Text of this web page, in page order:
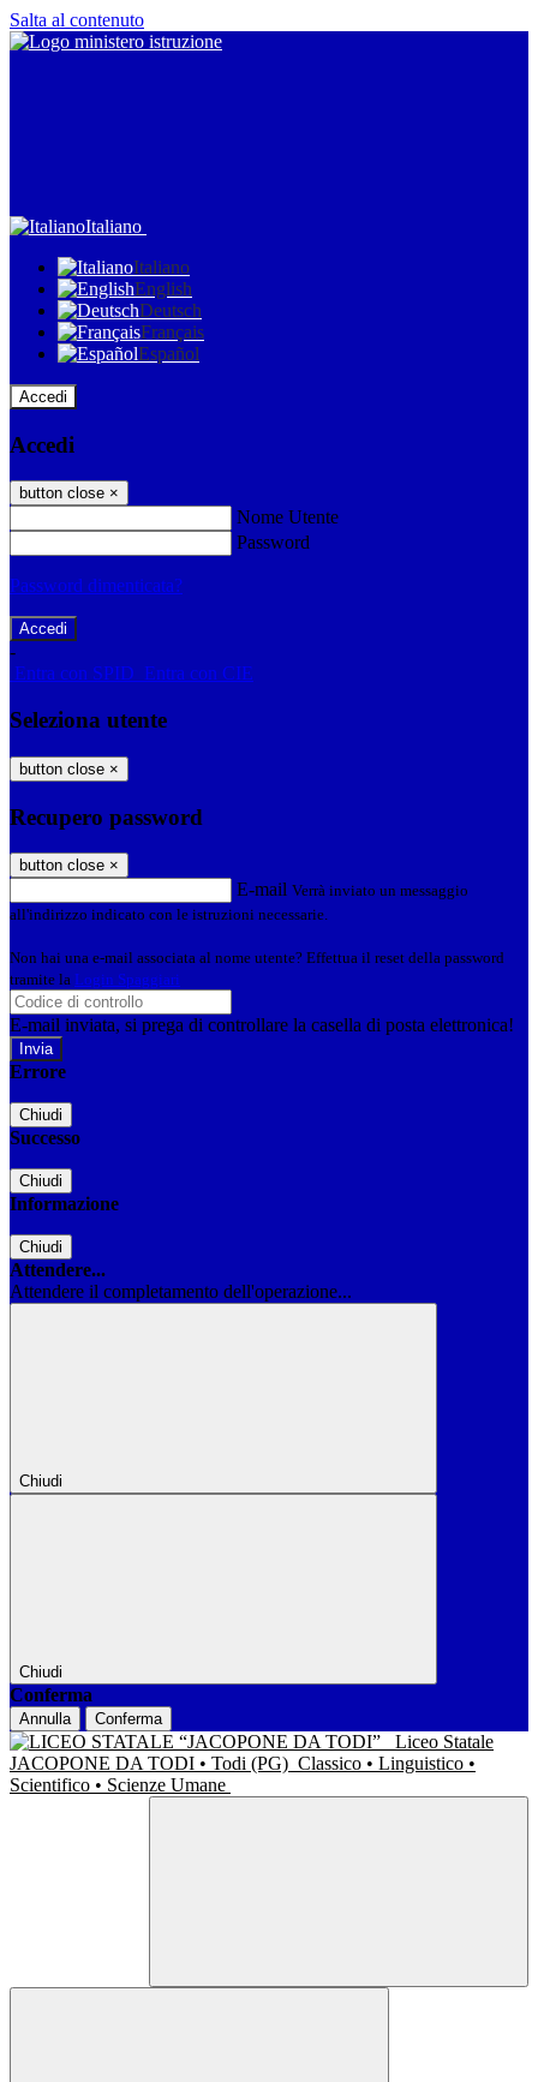
Salta al contenuto
Italiano
Italiano
English
Deutsch
Français
Español
Accedi
Accedi
button close ×
Nome Utente
Password
Password dimenticata?
-
Entra con SPID Entra con CIE
Seleziona utente
button close ×
Recupero password
button close ×
E-mail Verrà inviato un messaggio
all'indirizzo indicato con le istruzioni necessarie.
Non hai una e-mail associata al nome utente? Effettua il reset della password
tramite la Login Spaggiari
E-mail inviata, si prega di controllare la casella di posta elettronica!
Errore
Chiudi
Successo
Chiudi
Informazione
Chiudi
Attendere...
Attendere il completamento dell'operazione...
Chiudi
Chiudi
Conferma
Annulla Conferma
Liceo Statale
JACOPONE DA TODI • Todi (PG) Classico • Linguistico •
Scientifico • Scienze Umane